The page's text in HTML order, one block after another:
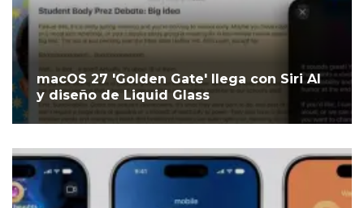
macOS 27 'Golden Gate' llega con Siri AI
y diseño de Liquid Glass